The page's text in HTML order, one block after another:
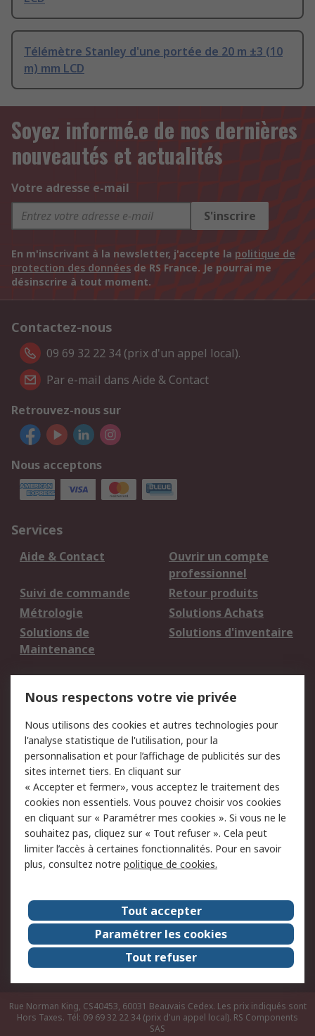
Télémètre Stanley d'une portée de 20 m ±3 (10
m) mm LCD
Soyez informé.e de nos dernières
nouveautés et actualités
Votre adresse e-mail
S'inscrire
En m'inscrivant à la newsletter, j'accepte la politique de
protection des données de RS France. Je pourrai me
désinscrire à tout moment.
Contactez-nous
09 69 32 22 34 (prix d'un appel local).
Par e-mail dans Aide & Contact
Retrouvez-nous sur
Nous acceptons
Services
Aide & Contact
Ouvrir un compte
professionnel
Suivi de commande
Retour produits
Métrologie
Solutions Achats
Solutions de
Maintenance
Solutions d'inventaire
du site
Politique de protection
des données - Mise à
jour
Sécurité des E-mails
Conditions générales
de vente
Politique anti-
corruption
Campagnes marketing
A propos de RS
A propos de RS France
Evénements
Le groupe RS Group Plc
Presse
RS dans le monde
Démarche RSE
Nous rejoindre
RS Particuliers
Rue Norman King, CS40453, 60031 Beauvais Cedex. Les prix indiqués sont
Hors Taxes. Tél: 09 69 32 22 34 (prix d'un appel local). RS Components
SAS
Nous respectons votre vie privée
Nous utilisons des cookies et autres technologies pour
l'analyse statistique de l'utilisation, pour la
personnalisation et pour l’affichage de publicités sur des
sites internet tiers. En cliquant sur
« Accepter et fermer», vous acceptez le traitement des
cookies non essentiels. Vous pouvez choisir vos cookies
en cliquant sur « Paramétrer mes cookies ». Si vous ne le
souhaitez pas, cliquez sur « Tout refuser ». Cela peut
limiter l’accès à certaines fonctionnalités. Pour en savoir
plus, consultez notre politique de cookies.
Tout accepter
Paramétrer les cookies
Tout refuser